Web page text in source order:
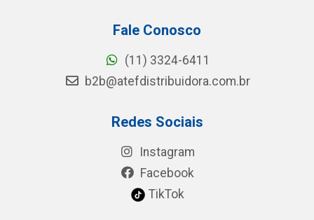
Fale Conosco
(11) 3324-6411
b2b@atefdistribuidora.com.br
Redes Sociais
Instagram
Facebook
TikTok